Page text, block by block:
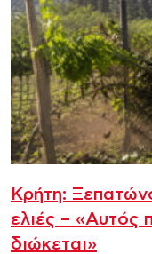
Κρήτη:
ελιές – «Αυτός
διώκεται»